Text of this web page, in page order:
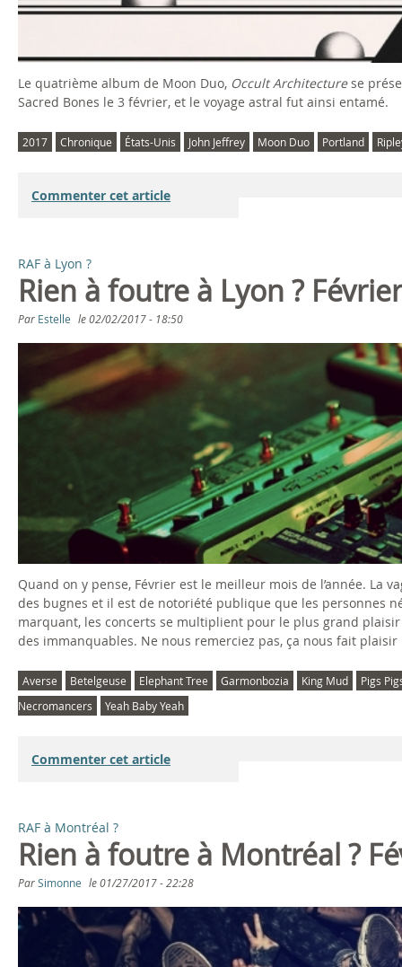
Le quatrième album de Moon Duo, Occult Architecturese
Sacred Bones le 3 février, et le voyage astral fut ainsi entamé.
2017 Chronique États-Unis John Jeffrey Moon Duo Portland
Commenter cet article
RAF à Lyon ?
Rien à foutre à Lyon ?
Par Estelle le02/02/2017 - 18:50
Quand on y pense, Février est le meilleur mois de l’année. La
des bugnes et il est de notoriété publique que les personnes
marquant, les concerts se multiplient pour le plus grand
des immanquables. Ne nous remerciez pas, ça nous fait plaisir
Averse Betelgeuse Elephant Tree Garmonbozia King Mud
Pigs
Necromancers
Yeah Baby Yeah
Commenter cet article
RAF à Montréal ?
Rien à foutre à Montréal ?
ParSimonne le01/27/2017 - 22:28